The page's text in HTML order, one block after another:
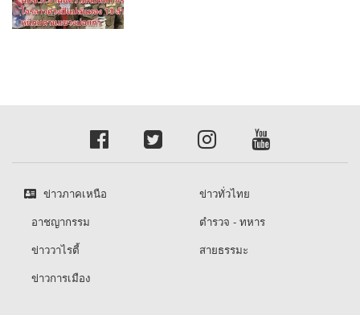
ข่าวภาคเหนือ
ข่าวทั่วไทย
อาชญากรรม
ตำรวจ - ทหาร
ข่าววาไรตี้
สายธรรมะ
ข่าวการเมือง